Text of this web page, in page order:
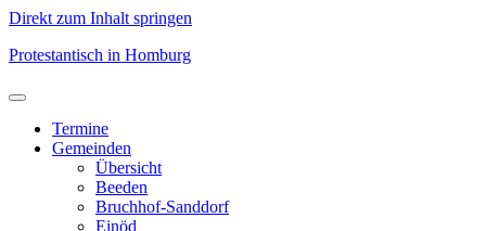
Direkt zum Inhalt springen
Protestantisch in Homburg
Termine
Gemeinden
Übersicht
Beeden
Bruchhof-Sanddorf
Einöd